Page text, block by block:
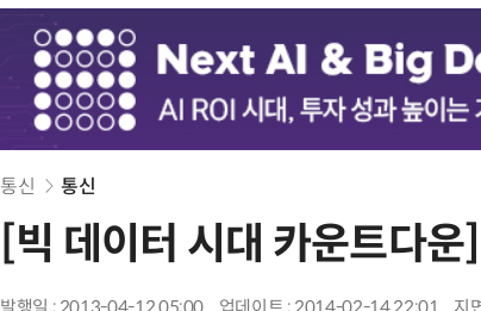
통신 통신
[빅 데이터 시대 카운트다